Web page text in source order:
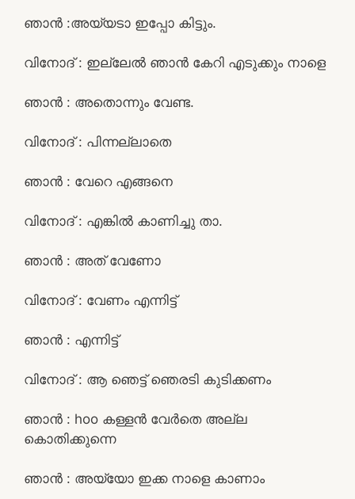
ഞാൻ :അയ്യടാ ഇപ്പോ കിട്ടും.
വിനോദ് : ഇല്ലേൽ ഞാൻ കേറി എടുക്കും നാളെ
ഞാൻ : അതൊന്നും വേണ്ട.
വിനോദ് : പിന്നല്ലാതെ
ഞാൻ : വേറെ എങ്ങനെ
വിനോദ് : എങ്കിൽ കാണിച്ചു താ.
ഞാൻ : അത് വേണോ
വിനോദ് : വേണം എന്നിട്ട്
ഞാൻ : എന്നിട്ട്
വിനോദ് : ആ ഞെട്ട് ഞെരടി കുടിക്കണം
ഞാൻ : hoo കള്ളൻ വേർതെ അല്ല
കൊതിക്കുന്നെ
ഞാൻ : അയ്യോ ഇക്ക നാളെ കാണാം